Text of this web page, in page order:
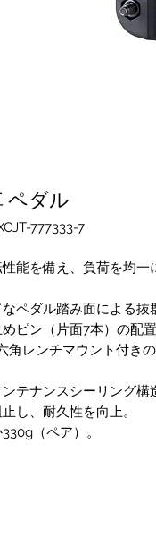
ペダル
777333-7
能を備え、負荷を均
ペダル踏み面による抜
ピン（片面7本）の配
角レンチマウント付き
ンテナンスシーリング
し、耐久性を向上。
（ペア）。